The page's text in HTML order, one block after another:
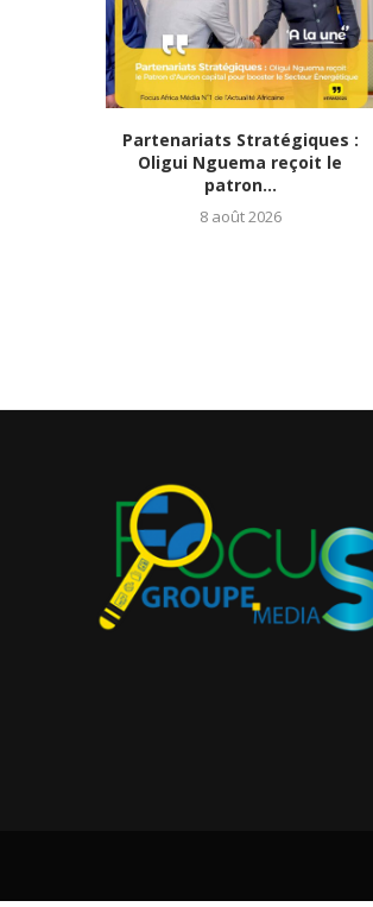
Partenariats Stratégiques :
Oligui Nguema reçoit le
patron...
8 août 2026